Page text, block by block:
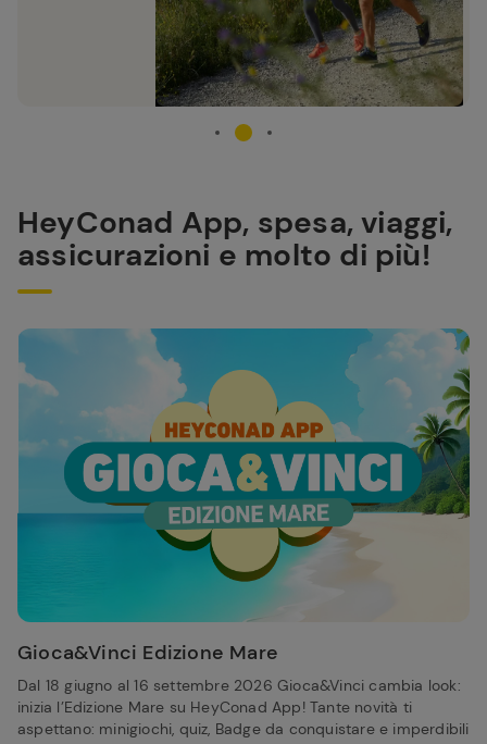
HeyConad App, spesa, viaggi,
assicurazioni e molto di più!
Gioca&Vinci Edizione Mare
Dal 18 giugno al 16 settembre 2026 Gioca&Vinci cambia look:
inizia l’Edizione Mare su HeyConad App! Tante novità ti
aspettano: minigiochi, quiz, Badge da conquistare e imperdibili